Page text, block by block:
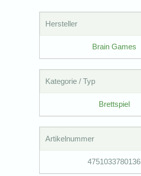
Hersteller
Brain Games
Kategorie / Typ
Brettspiel
Artikelnummer
4751033780136